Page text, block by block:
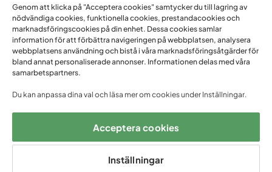
Vi finns i flera länder
Följ oss på:
Genom att klicka på "Acceptera cookies" samtycker du till lagring av
nödvändiga cookies, funktionella cookies, prestandacookies och
marknadsföringscookies på din enhet. Dessa cookies samlar
information för att förbättra navigeringen på webbplatsen, analysera
webbplatsens användning och bistå i våra marknadsföringsåtgärder för
bland annat personaliserade annonser. Informationen delas med våra
samarbetspartners.
Du kan anpassa dina val och läsa mer om cookies under Inställningar.
Acceptera cookies
Inställningar